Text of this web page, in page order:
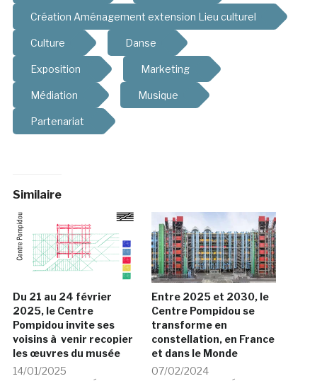
Création Aménagement extension Lieu culturel
Culture Danse
Exposition Marketing
Médiation Musique
Partenariat
Similaire
Du 21 au 24 février
2025, le Centre
Pompidou invite ses
voisins à venir recopier
les œuvres du musée
14/01/2025
Entre 2025 et 2030, le
Centre Pompidou se
transforme en
constellation, en France
et dans le Monde
07/02/2024